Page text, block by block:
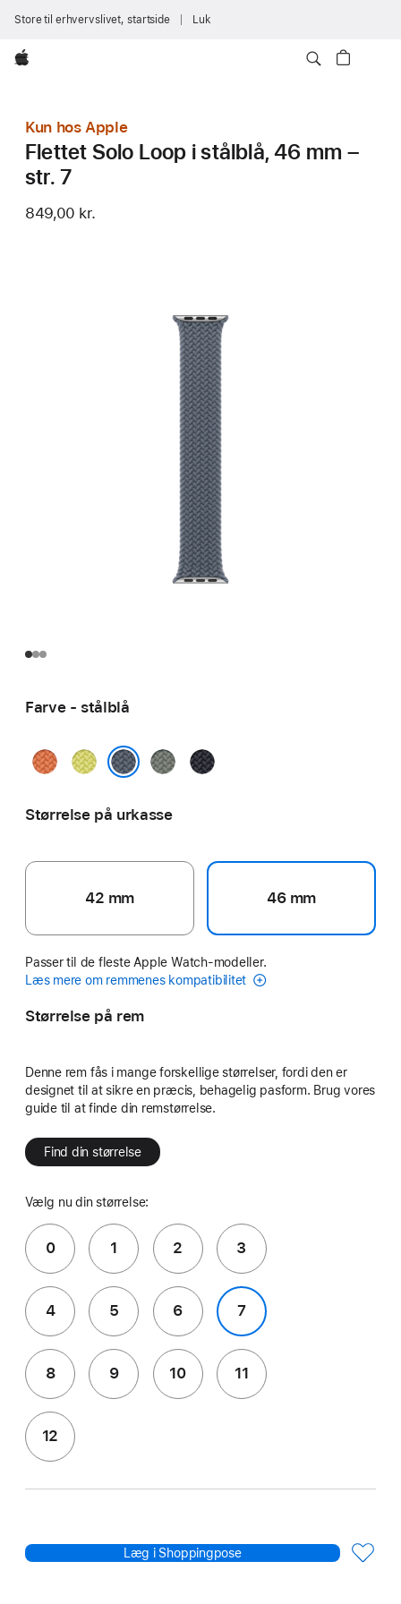
Store til erhvervslivet, startside Luk
Apple
Kun hos Apple
Flettet Solo Loop i stålblå, 46 mm –
str. 7
849,00 kr.
Farve - stålblå
gurkemejeneongul grågrønmidnat
Størrelse på urkasse
42 mm 46 mm
Passer til de fleste Apple Watch-modeller.
Læs mere om remmenes kompatibilitet
Størrelse på rem
Denne rem fås i mange forskellige størrelser, fordi den er
designet til at sikre en præcis, behagelig pasform. Brug vores
guide til at finde din remstørrelse.
Find din størrelse
Vælg nu din størrelse:
0 1 2 3
4 5 6 7
8 9 10 11
12
Læg i Shoppingpose